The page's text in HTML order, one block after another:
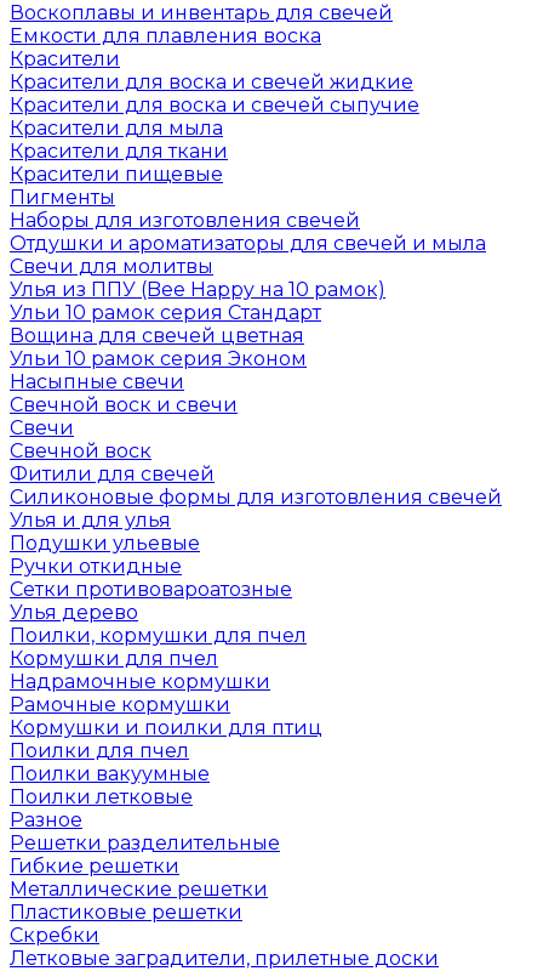
Воскоплавы и инвентарь для свечей
Емкости для плавления воска
Красители
Красители для воска и свечей жидкие
Красители для воска и свечей сыпучие
Красители для мыла
Красители для ткани
Красители пищевые
Пигменты
Наборы для изготовления свечей
Отдушки и ароматизаторы для свечей и мыла
Свечи для молитвы
Улья из ППУ (Bee Happy на 10 рамок)
Ульи 10 рамок серия Стандарт
Вощина для свечей цветная
Ульи 10 рамок серия Эконом
Насыпные свечи
Свечной воск и свечи
Свечи
Свечной воск
Фитили для свечей
Силиконовые формы для изготовления свечей
Улья и для улья
Подушки ульевые
Ручки откидные
Сетки противовароатозные
Улья дерево
Поилки, кормушки для пчел
Кормушки для пчел
Надрамочные кормушки
Рамочные кормушки
Кормушки и поилки для птиц
Поилки для пчел
Поилки вакуумные
Поилки летковые
Разное
Решетки разделительные
Гибкие решетки
Металлические решетки
Пластиковые решетки
Скребки
Летковые заградители, прилетные доски